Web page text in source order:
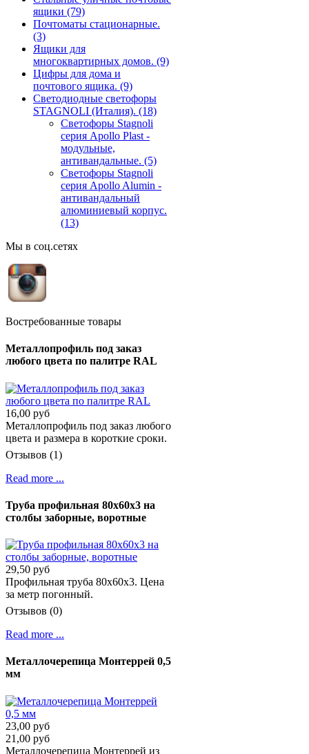
ящики (79)
Почтоматы стационарные.
(3)
Ящики для
многоквартирных домов. (9)
Цифры для дома и
почтового ящика. (9)
Светодиодные светофоры
STAGNOLI (Италия). (18)
Светофоры Stagnoli
серия Apollo Plast -
модульные,
антивандальные. (5)
Светофоры Stagnoli
серия Apollo Alumin -
антивандальный
алюминиевый корпус.
(13)
Мы в соц.сетях
Востребованные товары
Металлопрофиль под заказ
любого цвета по палитре RAL
16,00 руб
Металлопрофиль под заказ любого
цвета и размера в короткие сроки.
Отзывов (1)
Read more ...
Труба профильная 80х60х3 на
столбы заборные, воротные
29,50 руб
Профильная труба 80х60х3. Цена
за метр погонный.
Отзывов (0)
Read more ...
Металлочерепица Монтеррей 0,5
мм
23,00 руб
21,00 руб
Металлочерепица Монтеррей из